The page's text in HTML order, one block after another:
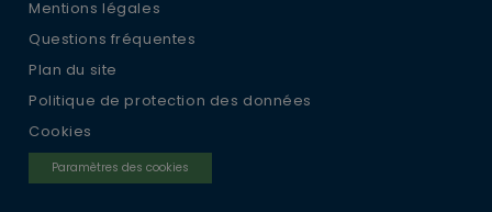
Mentions légales
Questions fréquentes
Plan du site
Politique de protection des données
Cookies
Paramètres des cookies